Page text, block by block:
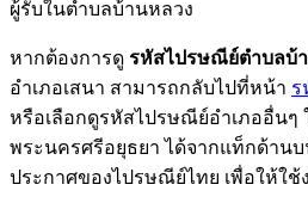
ผู้รับในตำบลบ้านหลวง
หากต้องการดู รหัสไปรษณีย์ตำบลบ้
อำเภอเสนา สามารถกลับไปที่หน้า ร
หรือเลือกดูรหัสไปรษณีย์อำเภออื่นๆ
พระนครศรีอยุธยา ได้จากแท็กด้าน
ประกาศของไปรษณีย์ไทย เพื่อให้ใ